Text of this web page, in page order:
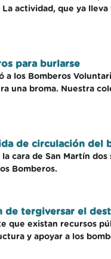
actividad, que ya
para burlarse
a los Bomberos
una broma. Nuestra
de circulación del
cara de San Martín
Bomberos.
de tergiversar el
que existan recursos
y apoyar a los